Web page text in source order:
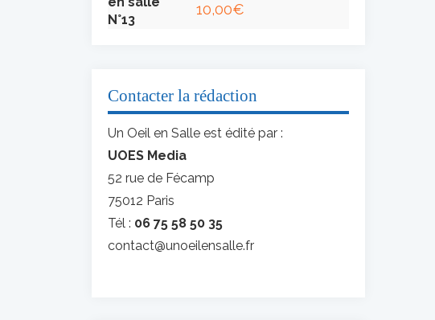
10,00€
Contacter la rédaction
Un Oeil en Salle est édité par :
UOES Media
52 rue de Fécamp
75012 Paris
Tél : 06 75 58 50 35
contact@unoeilensalle.fr